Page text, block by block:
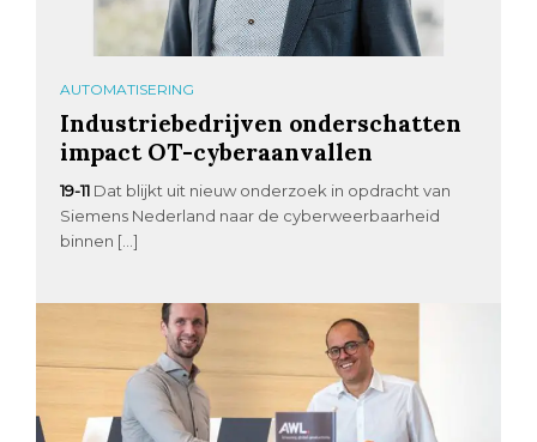
AUTOMATISERING
Industriebedrijven onderschatten
impact OT-cyberaanvallen
19-11 Dat blijkt uit nieuw onderzoek in opdracht van
Siemens Nederland naar de cyberweerbaarheid
binnen […]